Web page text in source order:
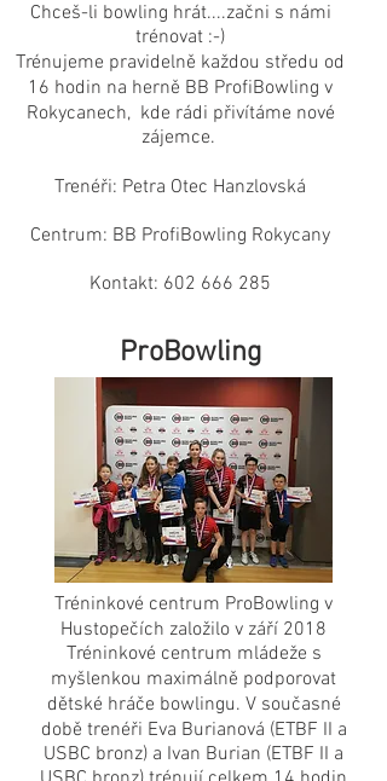
Chceš-li bowling hrát....začni s námi
trénovat :-)
Trénujeme pravidelně každou středu od
16 hodin na herně BB ProfiBowling v
Rokycanech, kde rádi přivítáme nové
zájemce.
Trenéři: Petra Otec Hanzlovská
Centrum: BB ProfiBowling Rokycany
Kontakt: 602 666 285
ProBowling
Tréninkové centrum ProBowling v
Hustopečích založilo v září 2018
Tréninkové centrum mládeže s
myšlenkou maximálně podporovat
dětské hráče bowlingu. V současné
době trenéři Eva Burianová (ETBF II a
USBC bronz) a Ivan Burian (ETBF II a